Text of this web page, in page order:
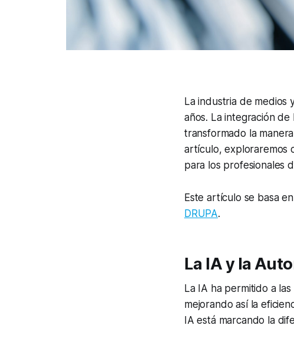
La industria de medios
años. La integración
transformado la
artículo, exploraremos
para los profesionales
Este artículo se basa
DRUPA.
La IA y la
La IA ha permitido a
mejorando así la
IA está marcando la